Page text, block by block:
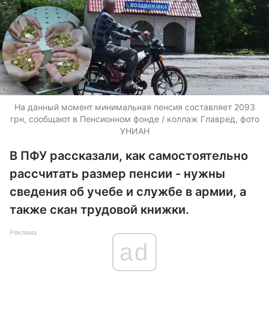
На данный момент минимальная пенсия составляет 2093
грн, сообщают в Пенсионном фонде / коллаж Главред, фото
УНИАН
В ПФУ рассказали, как самостоятельно
рассчитать размер пенсии - нужны
сведения об учебе и службе в армии, а
также скан трудовой книжки.
Реклама
ad